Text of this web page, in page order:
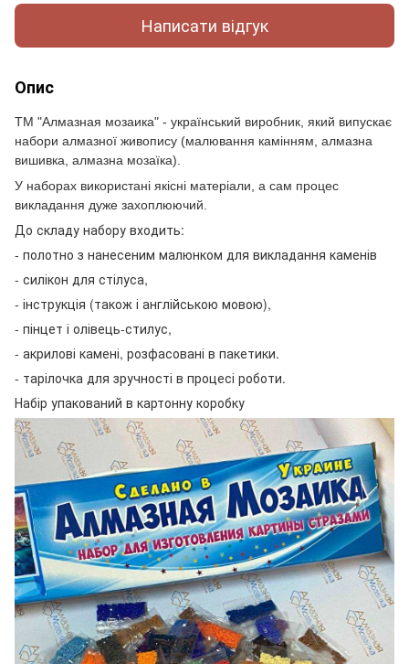
Написати відгук
Опис
ТМ "Алмазная мозаика" - український виробник, який випускає
набори алмазної живопису (малювання камінням, алмазна
вишивка, алмазна мозаїка).
У наборах використані якісні матеріали, а сам процес
викладання дуже захоплюючий.
До складу набору входить:
- полотно з нанесеним малюнком для викладання каменів
- силікон для стілуса,
- інструкція (також і англійською мовою),
- пінцет і олівець-стилус,
- акрилові камені, розфасовані в пакетики.
- тарілочка для зручності в процесі роботи.
Набір упакований в картонну коробку